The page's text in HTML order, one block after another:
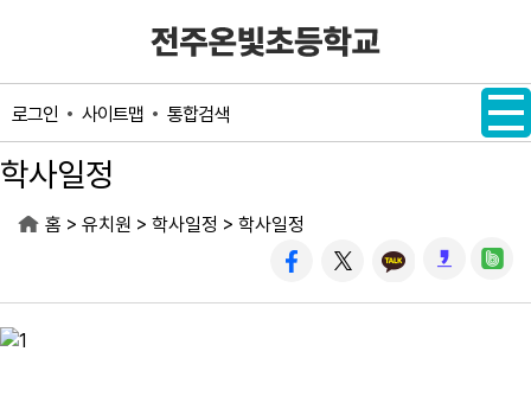
로그인 사이트맵 통합검색
학사일정
홈 > 유치원 > 학사일정 > 학사일정